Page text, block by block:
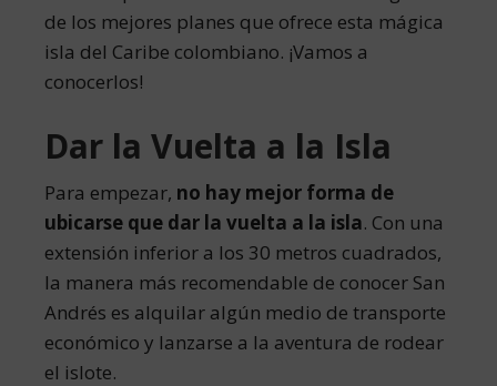
de los mejores planes que ofrece esta mágica
isla del Caribe colombiano. ¡Vamos a
conocerlos!
Dar la Vuelta a la Isla
Para empezar, no hay mejor forma de
ubicarse que dar la vuelta a la isla. Con una
extensión inferior a los 30 metros cuadrados,
la manera más recomendable de conocer San
Andrés es alquilar algún medio de transporte
económico y lanzarse a la aventura de rodear
el islote.